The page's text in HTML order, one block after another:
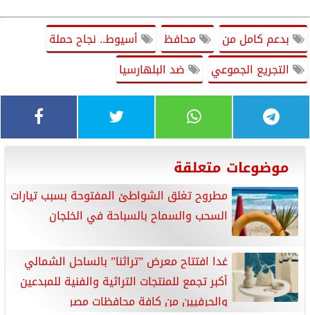
بدعم كامل من محافظ
أسيوط.. نجاح حملة
التجريع الجموعي
ضد البلهارسيا
موضوعات متعلقة
مطروح تغلق الشواطئ المفتوحة بسبب تيارات
السحب والسماح بالسباحة في الخلجان
غدا افتتاح معرض ”تراثنا” بالساحل الشمالي
أكبر تجمع للمنتجات التراثية والفنية للمبدعين
والحرفيين من كافة محافظات مصر